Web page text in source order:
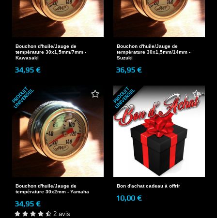
Bouchon d'huile/Jauge de
température 30x1,5mm/7mm -
Kawasaki
34,95 €
Bouchon d'huile/Jauge de
température 30x1,5mm/14mm -
Suzuki
36,95 €
P
R
O
D
U
I
T
U
N
I
V
E
R
S
E
L
Bouchon d'huile/Jauge de
température 30x2mm - Yamaha
34,95 €
2 avis
P
R
O
D
U
I
T
U
N
I
V
E
R
S
E
L
Bon d'achat cadeau à offrir
10,00 €